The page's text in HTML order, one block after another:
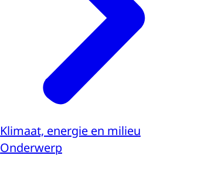
Klimaat, energie en milieu
Onderwerp